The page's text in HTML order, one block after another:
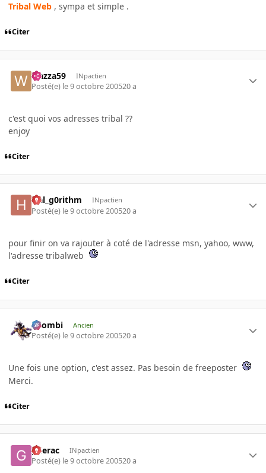
Tribal Web , sympa et simple .
Citer
wazza59 INpactien
Posté(e) le 9 octobre 200520 a
c'est quoi vos adresses tribal ??
enjoy
Citer
Hal_g0rithm INpactien
Posté(e) le 9 octobre 200520 a
pour finir on va rajouter à coté de l'adresse msn, yahoo, www,
l'adresse tribalweb
Citer
XZombi Ancien
Posté(e) le 9 octobre 200520 a
Une fois une option, c'est assez. Pas besoin de freeposter
Merci.
Citer
gderac INpactien
Posté(e) le 9 octobre 200520 a